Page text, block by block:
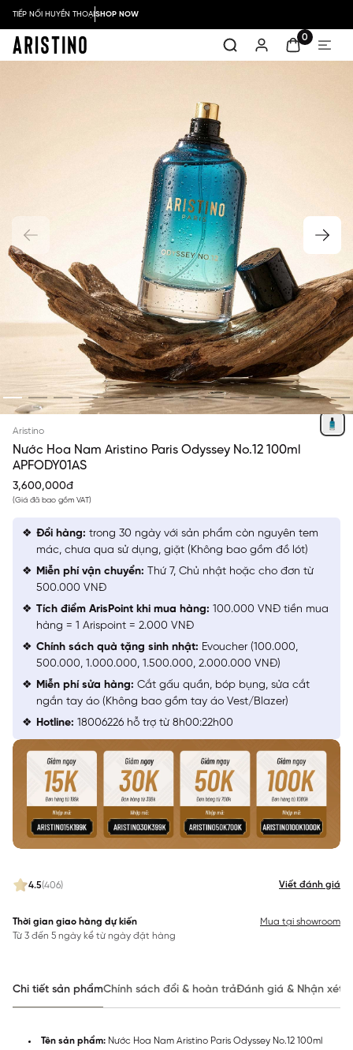
TIẾP NỐI HUYỀN THOẠISHOP NOW
0
Aristino
Nước Hoa Nam Aristino Paris Odyssey No.12 100ml
APFODY01AS
3,600,000đ
(Giá đã bao gồm VAT)
4.5(406) Viết đánh giá
100 ML
Thời gian giao hàng dự kiến
Từ 3 đến 5 ngày kể từ ngày đặt hàng
Mua tại showroom
Đổi hàng: trong 30 ngày với sản phẩm còn nguyên tem
mác, chưa qua sử dụng, giặt (Không bao gồm đồ lót)
Miễn phí vận chuyển: Thứ 7, Chủ nhật hoặc cho đơn từ
500.000 VNĐ
Tích điểm ArisPoint khi mua hàng: 100.000 VNĐ tiền mua
hàng = 1 Arispoint = 2.000 VNĐ
Chính sách quà tặng sinh nhật: Evoucher (100.000,
500.000, 1.000.000, 1.500.000, 2.000.000 VNĐ)
Miễn phí sửa hàng: Cắt gấu quần, bóp bụng, sửa cắt
ngắn tay áo (Không bao gồm tay áo Vest/Blazer)
Hotline: 18006226 hỗ trợ từ 8h00:22h00
Chi tiết sản phẩmChính sách đổi & hoàn trảĐánh giá & Nhận xét
Tên sản phẩm: Nước Hoa Nam Aristino Paris Odyssey No.12 100ml